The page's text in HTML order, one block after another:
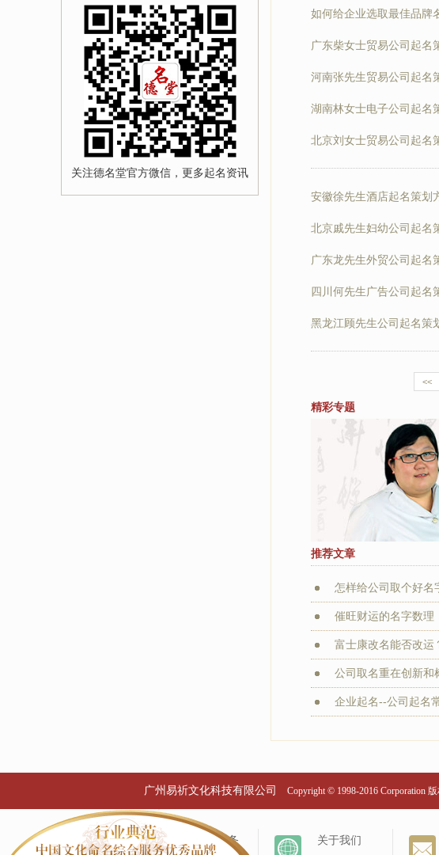
关注德名堂官方微信，更多起名资讯
如何给企业选取最佳品牌
广东柴女士贸易公司起名
河南张先生贸易公司起名
湖南林女士电子公司起名
北京刘女士贸易公司起名
安徽徐先生酒店起名策划
北京戚先生妇幼公司起名
广东龙先生外贸公司起名
四川何先生广告公司起名
黑龙江顾先生公司起名策
<<
精彩专题
推荐文章
怎样给公司取个好名
催旺财运的名字数理
富士康改名能否改运
公司取名重在创新和
企业起名--公司起名
广州易祈文化科技有限公司 Copyright © 1998-2016 Corporation
个名服务 关于我们